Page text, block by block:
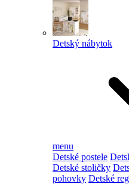
Detský nábytok
menu
Detské postele
Detské stoličky
pohovky Detské